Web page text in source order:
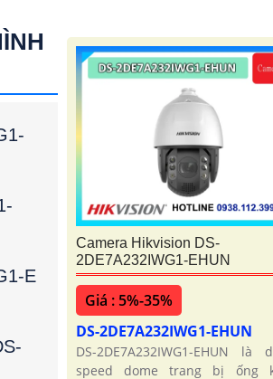
E
Camera Hikvision DS-
2DE7A232IWG1-EHUN
Giá : 5%-35%
DS-2DE7A232IWG1-EHUN
DS-2DE7A232IWG1-EHUN là
speed dome trang bị ống